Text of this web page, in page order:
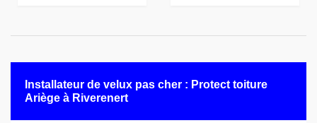
Installateur de velux pas cher : Protect toiture
Ariège à Riverenert